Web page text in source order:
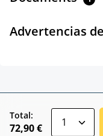
Advertencias
Total:
72,90 €